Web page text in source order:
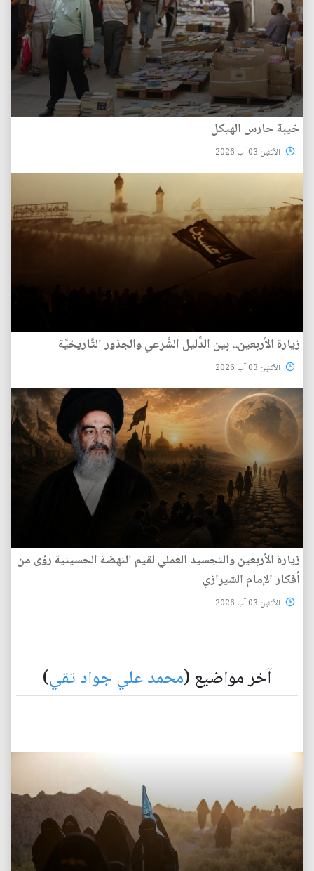
خيبة حارس الهيكل
الأثنين 03 آب 2026
زيارة الأربعين.. بين الدَّليل الشَّرعي والجذور التَّاريخيَّة
الأثنين 03 آب 2026
زيارة الأربعين والتجسيد العملي لقيم النهضة الحسينية رؤى من
أفكار الإمام الشيرازي
الأثنين 03 آب 2026
آخر مواضيع (محمد علي جواد تقي)